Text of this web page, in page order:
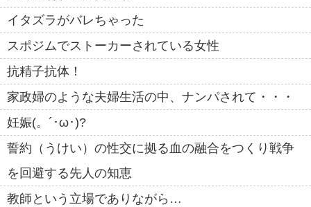
イタズラがバレちゃった
スポジムでストーカーされている女性
抗精子抗体！
家政婦のような夫婦生活の中、ナンパされて・・・
妊娠(。´･ω･)?
誓約（うけい）の性交に拠る血の融合をつくり戦争
を回避する先人の知恵
教師という立場でありながら…